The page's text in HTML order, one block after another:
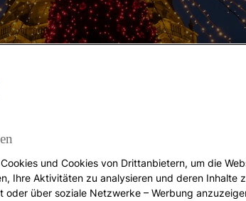
WELLNESS
Weihnachtsmärkte
und Cookies von Drittanbietern, um die
Ihre Aktivitäten zu analysieren und deren Inhalte
oder über soziale Netzwerke – Werbung